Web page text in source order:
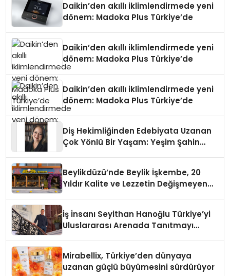
Daikin’den akıllı iklimlendirmede yeni
dönem: Madoka Plus Türkiye’de
Daikin’den akıllı iklimlendirmede yeni
dönem: Madoka Plus Türkiye’de
Daikin’den akıllı iklimlendirmede yeni
dönem: Madoka Plus Türkiye’de
Diş Hekimliğinden Edebiyata Uzanan
Çok Yönlü Bir Yaşam: Yeşim Şahin
Beylikdüzü’nde Beylik İşkembe, 20
Yıldır Kalite ve Lezzetin Değişmeyen
İş İnsanı Seyithan Hanoğlu Türkiye’yi
Uluslararası Arenada Tanıtmayı
Mirabellix, Türkiye’den dünyaya
uzanan güçlü büyümesini sürdürüyor